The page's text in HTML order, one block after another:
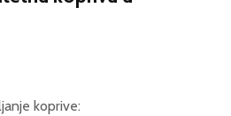
koprive: